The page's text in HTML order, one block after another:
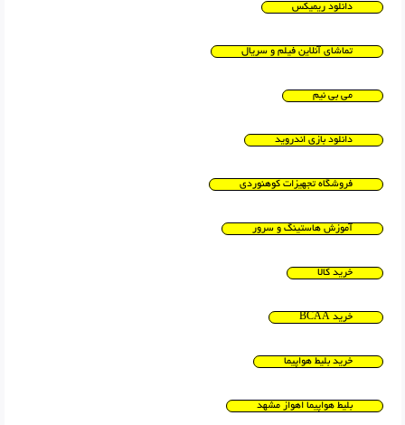
دانلود ریمیکس
تماشای آنلاین فیلم و سریال
می بی نیم
دانلود بازی اندروید
فروشگاه تجهیزات کوهنوردی
آموزش هاستینگ و سرور
خرید کالا
خرید BCAA
خرید بلیط هواپیما
بلیط هواپیما اهواز مشهد